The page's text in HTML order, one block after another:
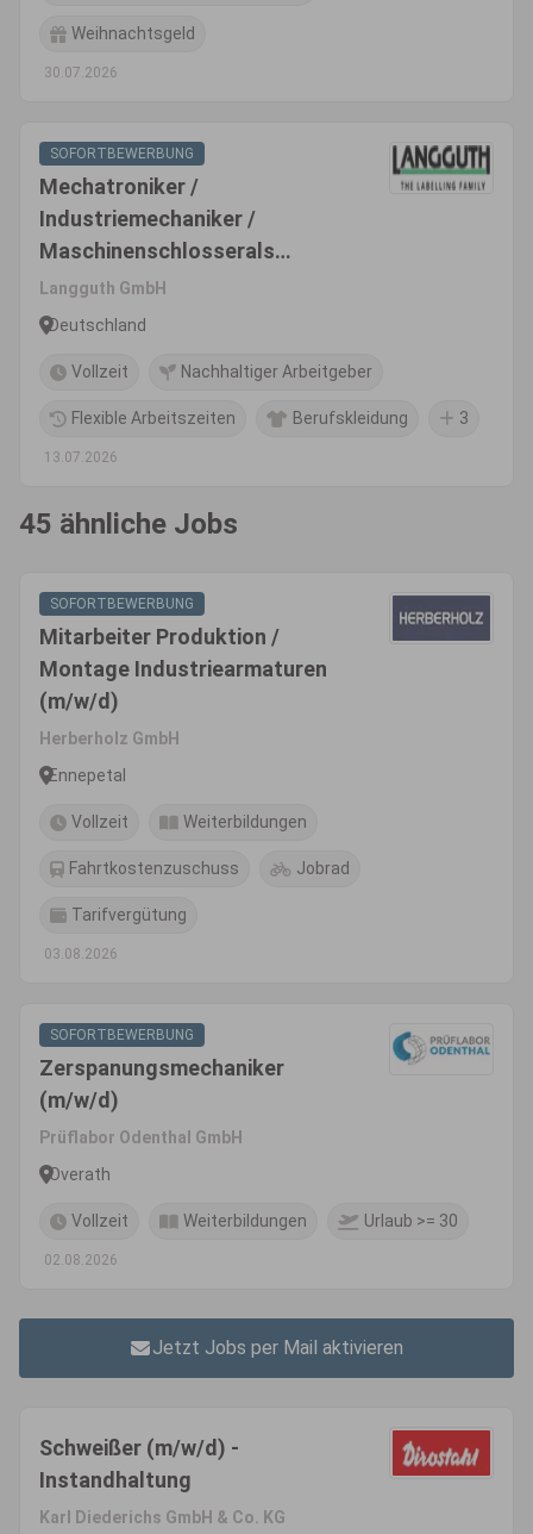
Weihnachtsgeld
30.07.2026
SOFORTBEWERBUNG
Mechatroniker /
Industriemechaniker /
Maschinenschlosserals
Servicetechniker im weltweiten
Außendienst (m/w/d)
Langguth GmbH
Deutschland
Vollzeit Nachhaltiger Arbeitgeber
Flexible Arbeitszeiten Berufskleidung 3
13.07.2026
45 ähnliche Jobs
SOFORTBEWERBUNG
Mitarbeiter Produktion /
Montage Industriearmaturen
(m/w/d)
Herberholz GmbH
Ennepetal
Vollzeit Weiterbildungen
Fahrtkostenzuschuss Jobrad
Tarifvergütung
03.08.2026
SOFORTBEWERBUNG
Zerspanungsmechaniker
(m/w/d)
Prüflabor Odenthal GmbH
Overath
Vollzeit Weiterbildungen Urlaub >= 30
02.08.2026
Jetzt Jobs per Mail aktivieren
Schweißer (m/w/d) -
Instandhaltung
Karl Diederichs GmbH & Co. KG